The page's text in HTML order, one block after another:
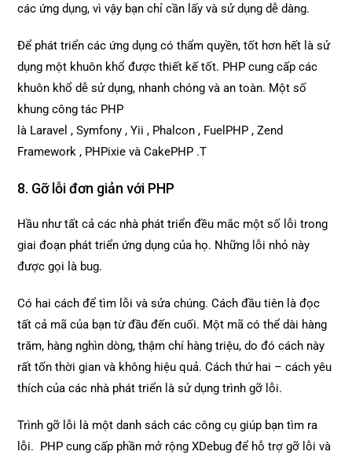
các ứng dụng, vì vậy bạn chỉ cần lấy và sử dụng dễ dàng.
Để phát triển các ứng dụng có thẩm quyền, tốt hơn hết là sử
dụng một khuôn khổ được thiết kế tốt. PHP cung cấp các
khuôn khổ dễ sử dụng, nhanh chóng và an toàn. Một số
khung công tác PHP
là Laravel , Symfony , Yii , Phalcon , FuelPHP , Zend
Framework , PHPixie và CakePHP .T
8. Gỡ lỗi đơn giản với PHP
Hầu như tất cả các nhà phát triển đều mắc một số lỗi trong
giai đoạn phát triển ứng dụng của họ. Những lỗi nhỏ này
được gọi là bug.
Có hai cách để tìm lỗi và sửa chúng. Cách đầu tiên là đọc
tất cả mã của bạn từ đầu đến cuối. Một mã có thể dài hàng
trăm, hàng nghìn dòng, thậm chí hàng triệu, do đó cách này
rất tốn thời gian và không hiệu quả. Cách thứ hai – cách yêu
thích của các nhà phát triển là sử dụng trình gỡ lỗi.
Trình gỡ lỗi là một danh sách các công cụ giúp bạn tìm ra
lỗi. PHP cung cấp phần mở rộng XDebug để hỗ trợ gỡ lỗi và